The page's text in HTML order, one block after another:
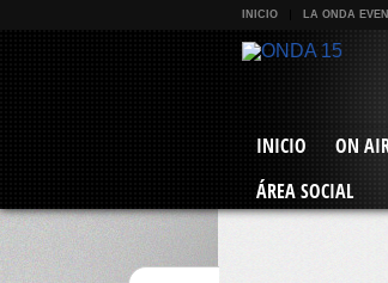
INICIO LA ONDA
INICIO ON
ÁREA SOCIAL